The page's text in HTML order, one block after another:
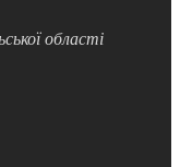
області